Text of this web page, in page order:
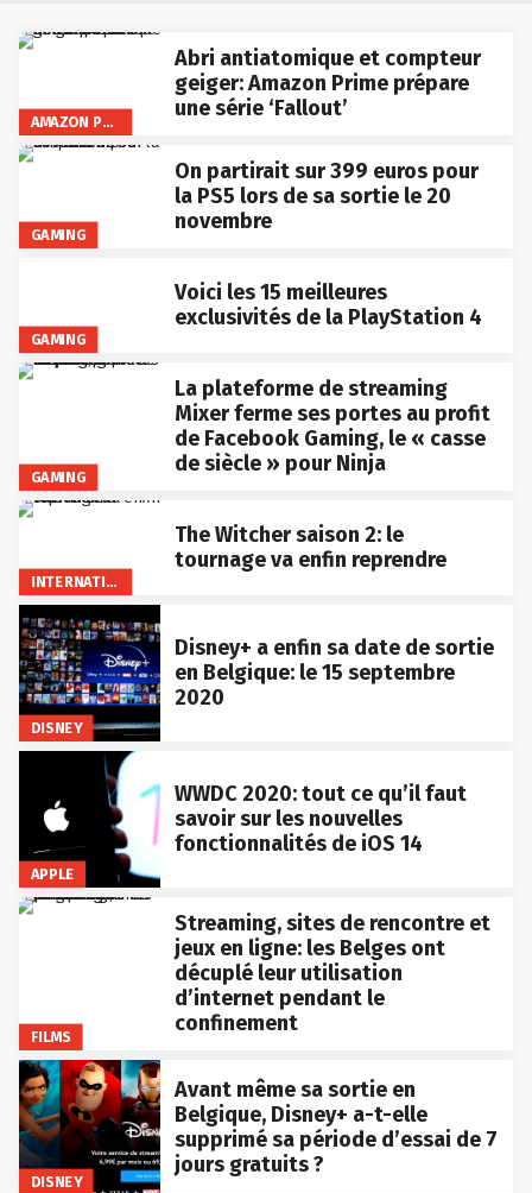
AMAZON PRIME VIDEO
Abri antiatomique et compteur
geiger: Amazon Prime prépare
une série ‘Fallout’
GAMING
On partirait sur 399 euros pour
la PS5 lors de sa sortie le 20
novembre
GAMING
Voici les 15 meilleures
exclusivités de la PlayStation 4
GAMING
La plateforme de streaming
Mixer ferme ses portes au profit
de Facebook Gaming, le « casse
de siècle » pour Ninja
INTERNATIONAL
The Witcher saison 2: le
tournage va enfin reprendre
DISNEY
Disney+ a enfin sa date de sortie
en Belgique: le 15 septembre
2020
APPLE
WWDC 2020: tout ce qu’il faut
savoir sur les nouvelles
fonctionnalités de iOS 14
FILMS
Streaming, sites de rencontre et
jeux en ligne: les Belges ont
décuplé leur utilisation
d’internet pendant le
confinement
DISNEY
Avant même sa sortie en
Belgique, Disney+ a-t-elle
supprimé sa période d’essai de 7
jours gratuits ?